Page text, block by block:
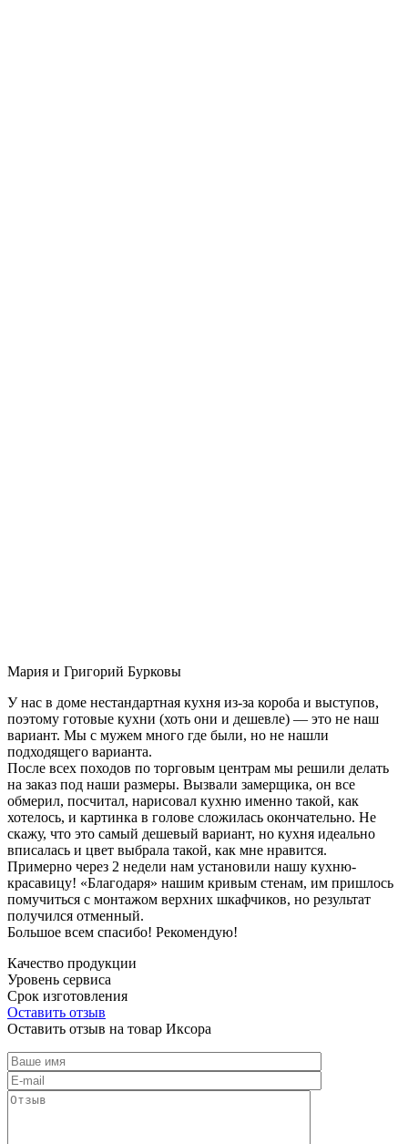
Мария и Григорий Бурковы
У нас в доме нестандартная кухня из-за короба и выступов,
поэтому готовые кухни (хоть они и дешевле) — это не наш
вариант. Мы с мужем много где были, но не нашли
подходящего варианта.
После всех походов по торговым центрам мы решили делать
на заказ под наши размеры. Вызвали замерщика, он все
обмерил, посчитал, нарисовал кухню именно такой, как
хотелось, и картинка в голове сложилась окончательно. Не
скажу, что это самый дешевый вариант, но кухня идеально
вписалась и цвет выбрала такой, как мне нравится.
Примерно через 2 недели нам установили нашу кухню-
красавицу! «Благодаря» нашим кривым стенам, им пришлось
помучиться с монтажом верхних шкафчиков, но результат
получился отменный.
Большое всем спасибо! Рекомендую!
Качество продукции
Уровень сервиса
Срок изготовления
Оставить отзыв
Оставить отзыв на товар Иксора